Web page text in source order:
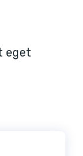
eget